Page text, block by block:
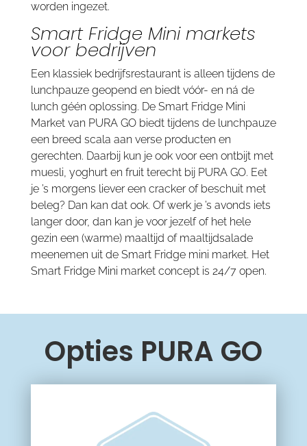
worden ingezet.
Smart Fridge Mini markets
voor bedrijven
Een klassiek bedrijfsrestaurant is alleen tijdens de
lunchpauze geopend en biedt vóór- en ná de
lunch géén oplossing. De Smart Fridge Mini
Market van PURA GO biedt tijdens de lunchpauze
een breed scala aan verse producten en
gerechten. Daarbij kun je ook voor een ontbijt met
muesli, yoghurt en fruit terecht bij PURA GO. Eet
je ’s morgens liever een cracker of beschuit met
beleg? Dan kan dat ook. Of werk je ’s avonds iets
langer door, dan kan je voor jezelf of het hele
gezin een (warme) maaltijd of maaltijdsalade
meenemen uit de Smart Fridge mini market. Het
Smart Fridge Mini market concept is 24/7 open.
Opties PURA GO